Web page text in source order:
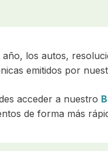
los autos,
emitidos por
acceder a nuestro
de forma más